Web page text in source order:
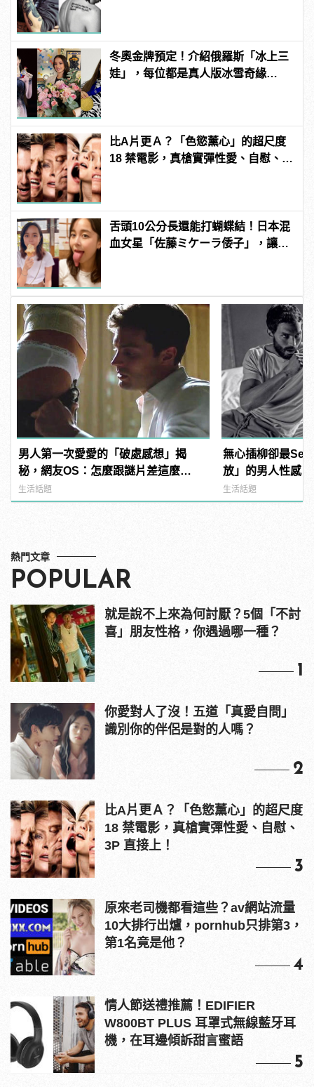
冬奧金牌預定！介紹俄羅斯「冰上三
娃」，每位都是真人版冰雪奇緣
比A片更Ａ？「色慾薰心」的超尺度
18 禁電影，真槍實彈性愛、自慰、
舌頭10公分長還能打蝴蝶結！日本混
血女星「佐藤ミケーラ倭子」，讓人
男人第一次愛愛的「破處感想」揭
秘，網友OS：怎麼跟謎片差這麼
多！？
生活話題
無心插柳卻最
放」的男人性感
manfashion這樣
生活話題
熱門文章
POPULAR
就是說不上來為何討厭？5個「不討
喜」朋友性格，你遇過哪一種？
1
你愛對人了沒！五道「真愛自問」
識別你的伴侶是對的人嗎？
2
比A片更Ａ？「色慾薰心」的超尺度
18 禁電影，真槍實彈性愛、自慰、
3P 直接上！
3
原來老司機都看這些？av網站流量
10大排行出爐，pornhub只排第3，
第1名竟是他？
4
情人節送禮推薦！EDIFIER
W800BT PLUS 耳罩式無線藍牙耳
機，在耳邊傾訴甜言蜜語
5